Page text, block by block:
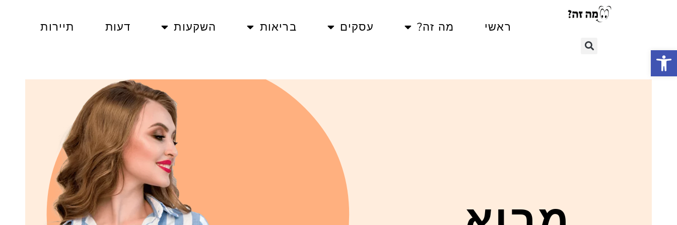
פתח סרגל נגישות
ראשי מה זה? עסקים בריאות השקעות דעות תיירות